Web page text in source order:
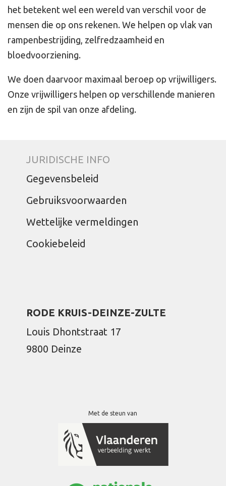
het betekent wel een wereld van verschil voor de
mensen die op ons rekenen. We helpen op vlak van
rampenbestrijding, zelfredzaamheid en
bloedvoorziening.
We doen daarvoor maximaal beroep op vrijwilligers.
Onze vrijwilligers helpen op verschillende manieren
en zijn de spil van onze afdeling.
JURIDISCHE INFO
Gegevensbeleid
Gebruiksvoorwaarden
Wettelijke vermeldingen
Cookiebeleid
RODE KRUIS-DEINZE-ZULTE
Louis Dhontstraat 17
9800 Deinze
Met de steun van